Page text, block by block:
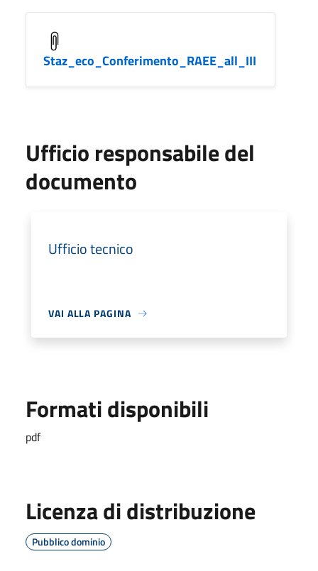
Staz_eco_Conferimento_RAEE_all_III
Ufficio responsabile del
documento
Ufficio tecnico
VAI ALLA PAGINA
Formati disponibili
pdf
Licenza di distribuzione
Pubblico dominio